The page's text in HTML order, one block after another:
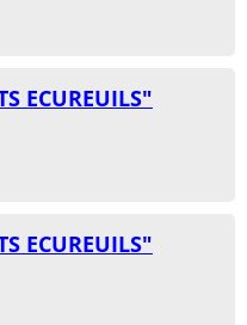
ECUREUILS"
ECUREUILS"